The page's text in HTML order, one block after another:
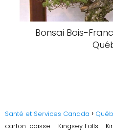
Bonsai Bois-
Santé et Services Canada
carton-caisse – Kingsey Falls -